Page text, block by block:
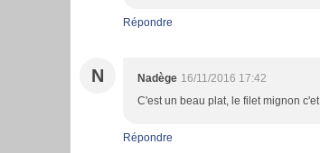
Répondre
N Nadège 16/11/2016 17:42
C'est un beau plat, le filet mignon
Répondre